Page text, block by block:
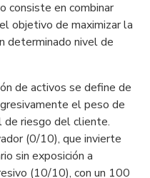
consiste en combinar
objetivo de maximizar la
determinado nivel de
de activos se define de
el peso de
de riesgo del cliente.
(0/10), que invierte
sin exposición a
(10/10), con un 100